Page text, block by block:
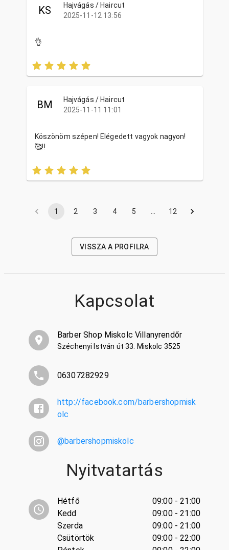
KS
Hajvágás / Haircut
2025-11-12 13:56
👌
BM
Hajvágás / Haircut
2025-11-11 11:01
Köszönöm szépen! Elégedett vagyok nagyon!
🥰‼️
1 2 3 4 5 … 12
VISSZA A PROFILRA
Kapcsolat
Barber Shop Miskolc Villanyrendőr
Széchenyi István út 33. Miskolc 3525
06307282929
http://facebook.com/barbershopmisk
olc
@barbershopmiskolc
Nyitvatartás
Hétfő
Kedd
Szerda
Csütörtök
09:00 - 21:00
09:00 - 21:00
09:00 - 21:00
09:00 - 22:00